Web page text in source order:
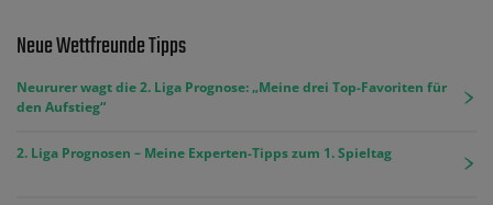
Neue Wettfreunde Tipps
Neururer wagt die 2. Liga Prognose: „Meine drei Top-Favoriten für
den Aufstieg“
2. Liga Prognosen – Meine Experten-Tipps zum 1. Spieltag